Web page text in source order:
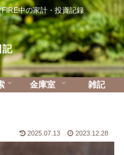
中の家計・投資記録
記
金庫室 雑記
2025.07.13 2023.12.28